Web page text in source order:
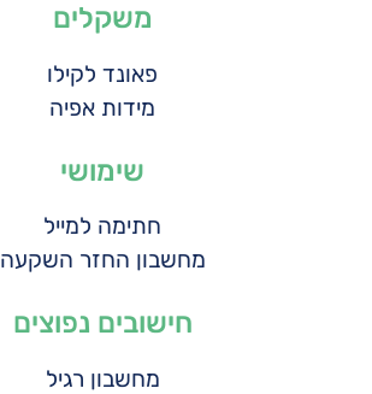
משקלים
פאונד לקילו
מידות אפיה
שימושי
חתימה למייל
מחשבון החזר השקעה
חישובים נפוצים
מחשבון רגיל